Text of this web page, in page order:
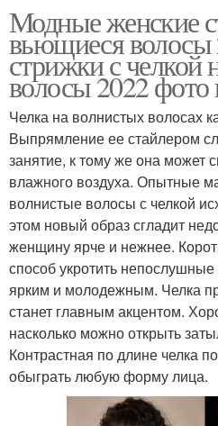
Модные женские
вьющиеся
стрижки с челкой
волосы 2022 фото
Челка на волнистых волосах
Выпрямление ее стайлером
занятие, к тому же она может
влажного воздуха. Опытные
волнистые волосы с челкой
этом новый образ сгладит
женщину ярче и нежнее.
способ укротить
ярким и молодежным. Челка
станет главным акцентом.
насколько можно открыть
Контрастная по длине челка
обыграть любую форму лица.